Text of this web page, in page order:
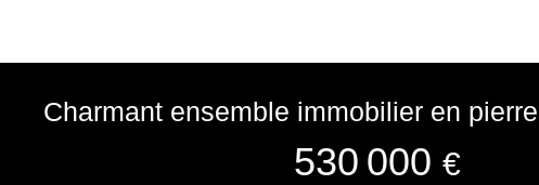
Charmant ensemble immobilier en
530 000 €